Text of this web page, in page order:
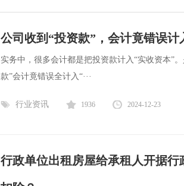
公司收到“投资款”，会计竟错误计
实务中，很多会计都是把投资款计入“实收资本”
款”会计竟错误全计入“···
行业资讯 1936 2024-12-23
行政单位出租房屋给承租人开据